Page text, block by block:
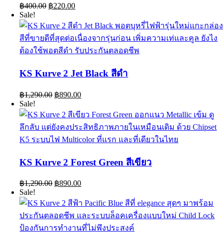
฿400.00 Original
was:
฿400.00.
฿220.00Current
is:
฿220.00.
Sale!
KS Kurve 2 Jet Black สีดำ
฿1,290.00 Original
was:
฿1,290.00.
฿890.00Current
is:
฿890.00.
Sale!
KS Kurve 2 Forest Green สีเขียว
฿1,290.00 Original
was:
฿1,290.00.
฿890.00Current
is:
฿890.00.
Sale!